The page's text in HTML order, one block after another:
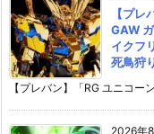
【プ
GAW
イクフ
死鳥狩
【プレバン】「RG ユニコー
2026年